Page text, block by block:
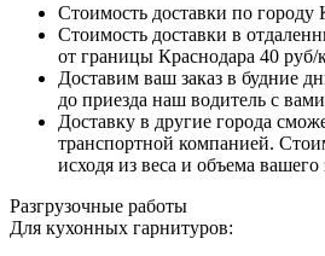
Стоимость доставки по городу
Стоимость доставки в
от границы Краснодара 40 руб/
Доставим ваш заказ в будние
до приезда наш водитель с
Доставку в другие города
транспортной компанией.
исходя из веса и объема вашего
Разгрузочные работы
Для кухонных гарнитуров: